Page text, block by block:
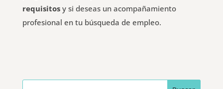
requisitosy si deseas un acompañamiento
profesional en tu búsqueda de empleo.